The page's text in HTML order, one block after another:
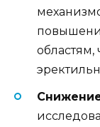
областям,